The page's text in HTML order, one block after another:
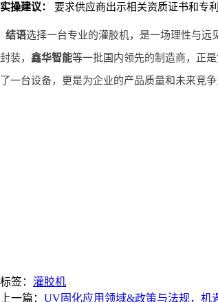
实操建议：
要求供应商出示相关资质证书和专
结语选择一台专业的灌胶机，是一场理性与远
封装， 鑫华智能等一批国内领先的制造商，正
了一台设备，更是为企业的产品质量和未来竞
标签： 灌胶机
上一篇： UV固化应用领域&政策与法规，机